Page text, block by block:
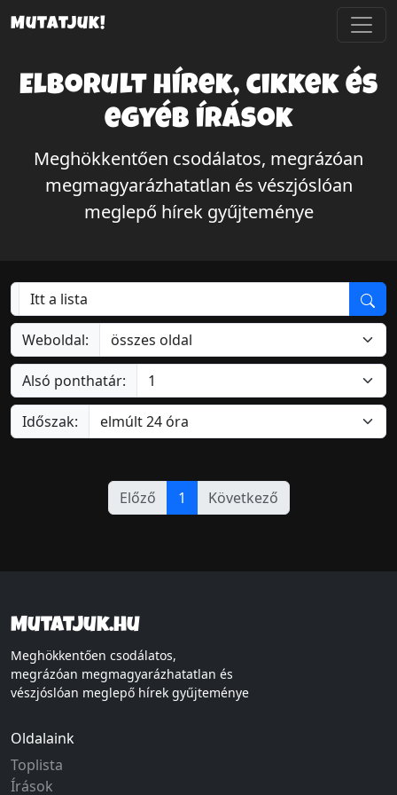
Mutatjuk!
Elborult hírek, cikkek és
egyéb írások
Meghökkentően csodálatos, megrázóan
megmagyarázhatatlan és vészjóslóan
meglepő hírek gyűjteménye
Weboldal:
Alsó ponthatár:
Időszak:
Előző 1 Következő
Mutatjuk.hu
Meghökkentően csodálatos,
megrázóan megmagyarázhatatlan és
vészjóslóan meglepő hírek gyűjteménye
Oldalaink
Toplista
Írások